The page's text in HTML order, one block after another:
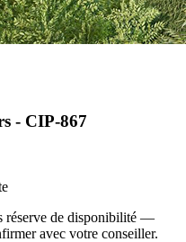
- CIP-867
réserve de disponibilité —
avec votre conseiller.